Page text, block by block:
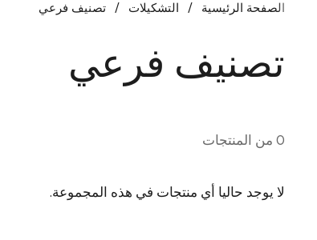
الصفحة الرئيسية / التشكيلات / تصنيف فرعي
تصنيف فرعي
0 من المنتجات
لا يوجد حاليا أي منتجات في هذه المجموعة.